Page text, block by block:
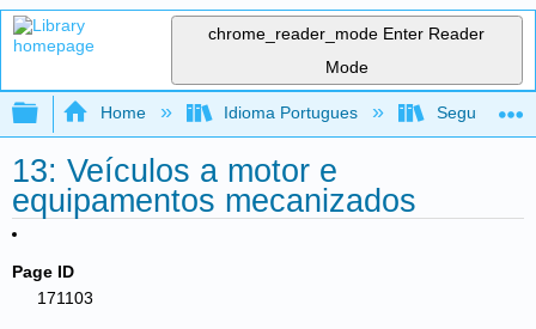
chrome_reader_mode Enter Reader
Mode
Expand/collapse global hierarchy
Home Idioma Portugues Segurança
13: Veículos a motor e
equipamentos mecanizados
Page ID
171103